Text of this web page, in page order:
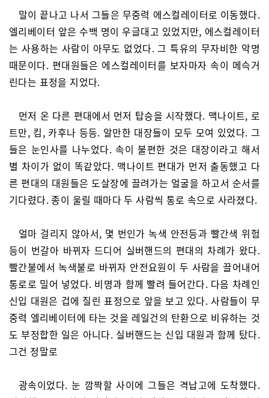
말이 끝나고 나서 그들은 무중력 에스컬레이터로 이동했다.
엘리베이터 앞은 수백 명이 우글대고 있었지만, 에스컬레이터
는 사용하는 사람이 아무도 없었다. 그 특유의 무자비한 악명
때문이다. 편대원들은 에스컬레이터를 보자마자 속이 메슥거
린다는 표정을 지었다.
먼저 온 다른 편대에서 먼저 탑승을 시작했다. 맥나이트, 로
트만, 킴, 카후나 등등. 알만한 대장들이 모두 모여 있었다. 그
들은 눈인사를 나누었다. 속이 불편한 것은 대장이라고 해서
별 차이가 없이 똑같았다. 맥나이트 편대가 먼저 출동했고 다
른 편대의 대원들은 도살장에 끌려가는 얼굴을 하고서 순서를
기다렸다. 종이 울릴 때마다 두 사람씩 통로 속으로 사라졌다.
얼마 걸리지 않아서, 몇 번인가 녹색 안전등과 빨간색 위험
등이 번갈아 바뀌자 드디어 실버핸드의 편대의 차례가 왔다.
빨간불에서 녹색불로 바뀌자 안전요원이 두 사람을 끌어내어
통로로 밀어 넣었다. 비명과 함께 빨려 들어간다. 다음 차례인
신입 대원은 겁에 질린 표정으로 앞을 보고 있다. 사람들이 무
중력 엘리베이터에 타는 것을 레일건의 탄환으로 비유하는 것
도 부정합한 일은 아니다. 실버핸드는 신입 대원과 함께 탔다.
그건 정말로
광속이었다. 눈 깜짝할 사이에 그들은 격납고에 도착했다.